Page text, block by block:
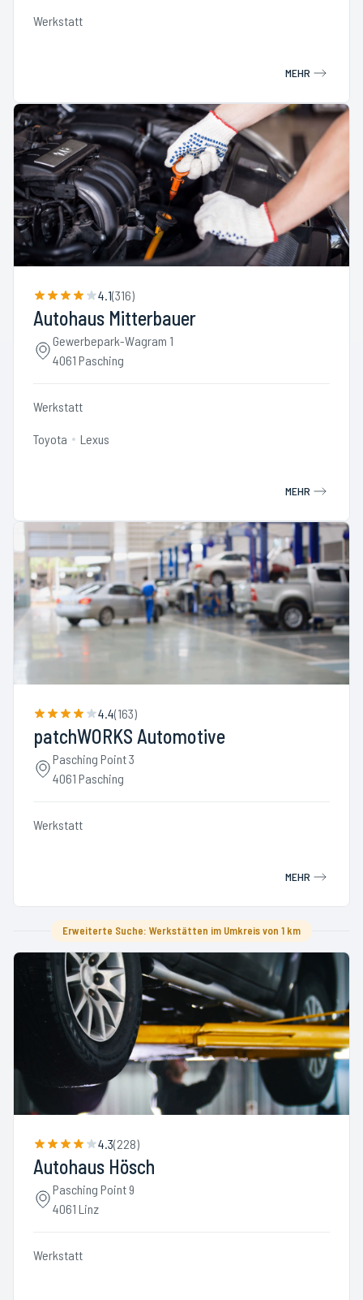
Werkstatt
MEHR
4.1(316)
Autohaus Mitterbauer
Gewerbepark-Wagram 1
4061 Pasching
Werkstatt
Toyota Lexus
MEHR
4.4(163)
patchWORKS Automotive
Pasching Point 3
4061 Pasching
Werkstatt
MEHR
Erweiterte Suche: Werkstätten im Umkreis von 1 km
4.3(228)
Autohaus Hösch
Pasching Point 9
4061 Linz
Werkstatt